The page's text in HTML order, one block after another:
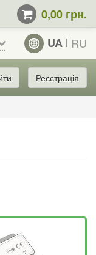
0,00 грн.
UA RU
Реєстрація